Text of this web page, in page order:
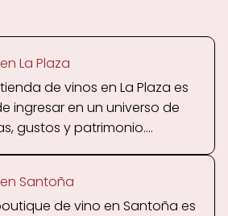
La Plaza
de vinos en La Plaza es
ingresar en un universo de
gustos y patrimonio....
Santoña
de vino en Santoña es